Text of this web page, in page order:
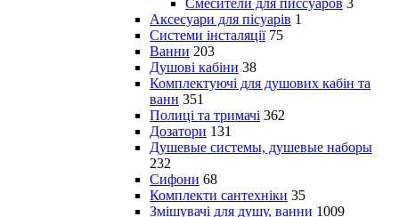
Смесители для писсуаров 3
Аксесуари для пісуарів 1
Системи інсталяції 75
Ванни 203
Душові кабіни 38
Комплектуючі для душових кабін та
ванн 351
Полиці та тримачі 362
Дозатори 131
Душевые системы, душевые наборы
232
Сифони 68
Комплекти сантехніки 35
Змішувачі для душу, ванни 1009